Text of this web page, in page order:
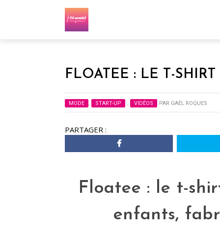
FLOATEE : LE T-
MODE , START-UP , VIDÉOS PAR GAËL ROQUES
PARTAGER :
Floatee : le t-
enfants,